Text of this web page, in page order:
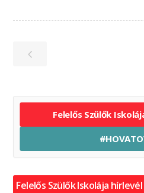
Felelős Szülők
Felelős Szülők Iskolája hírlevél